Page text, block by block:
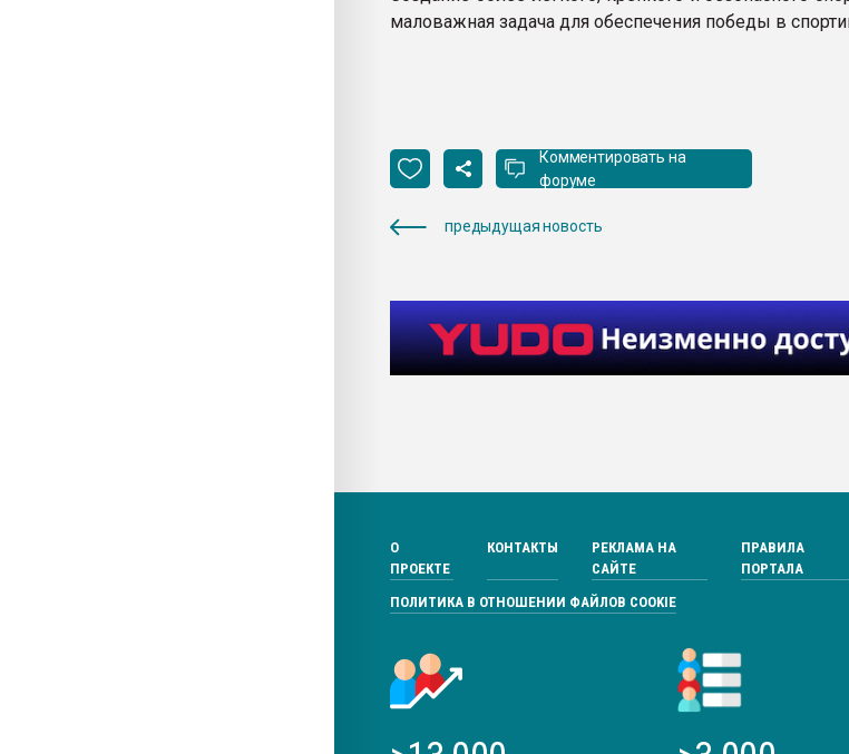
маловажная задача для обеспечения победы в
Комментировать на
форуме
предыдущая новость
О
ПРОЕКТЕ
КОНТАКТЫ
РЕКЛАМА НА
САЙТЕ
ПРАВИЛА
ПОРТАЛА
ПОЛИТИКА В ОТНОШЕНИИ ФАЙЛОВ COOKIE